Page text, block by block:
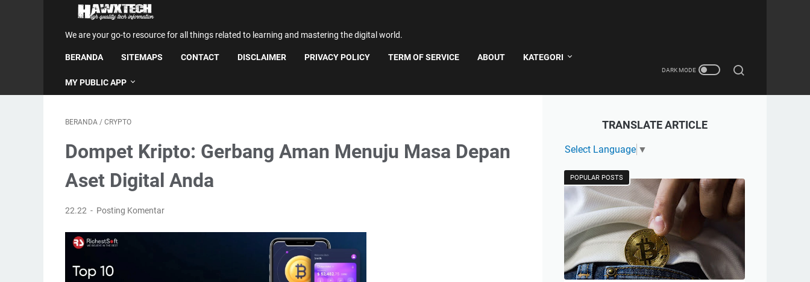
We are your go-to resource for all things related to learning and mastering the digital world.
BERANDA SITEMAPS CONTACT DISCLAIMER PRIVACY POLICY TERM OF SERVICE ABOUT KATEGORI
MY PUBLIC APP
BERANDA / CRYPTO
Dompet Kripto: Gerbang Aman Menuju Masa Depan
Aset Digital Anda
22.22 Posting Komentar
TRANSLATE ARTICLE
Select Language ▼
POPULAR POSTS